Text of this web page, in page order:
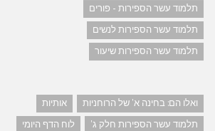
תלמוד עשר הספירות - פורים
תלמוד עשר הספירות לנשים
תלמוד עשר הספירות שיעור
ואלו הם: בחינה א' של הרוחניות
אותיות
תלמוד עשר הספירות חלק ג'
לוח הדף היומי